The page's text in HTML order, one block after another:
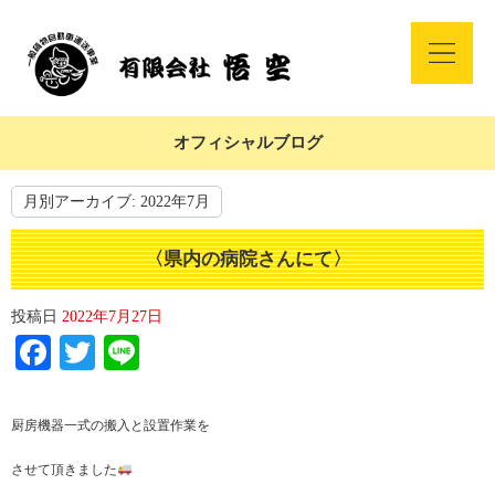
オフィシャルブログ
月別アーカイブ: 2022年7月
〈県内の病院さんにて〉
投稿日 2022年7月27日
Facebook
Twitter
厨房機器一式の搬入と設置作業を
させて頂きました